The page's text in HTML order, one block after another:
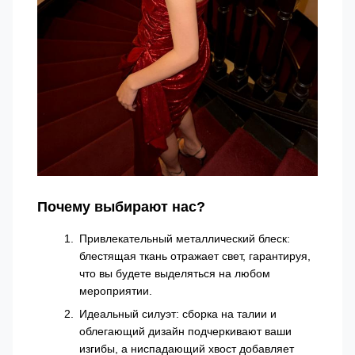
Почему выбирают нас?
Привлекательный металлический блеск:
блестящая ткань отражает свет, гарантируя,
что вы будете выделяться на любом
мероприятии.
Идеальный силуэт: сборка на талии и
облегающий дизайн подчеркивают ваши
изгибы, а ниспадающий хвост добавляет